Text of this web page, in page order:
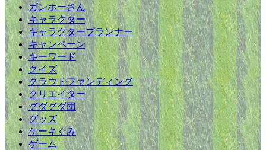
ガンホーさん
キャラクター
キャラクタープランナー
キャンペーン
キーワード
クイズ
クラウドファンディング
クリエイター
グダグダ団
グッズ
ケーキぐみ
ゲーム